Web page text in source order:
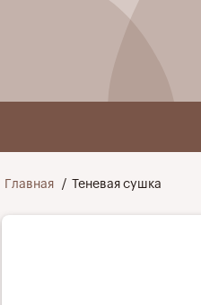
Строка
навигации
Главная Теневая сушка